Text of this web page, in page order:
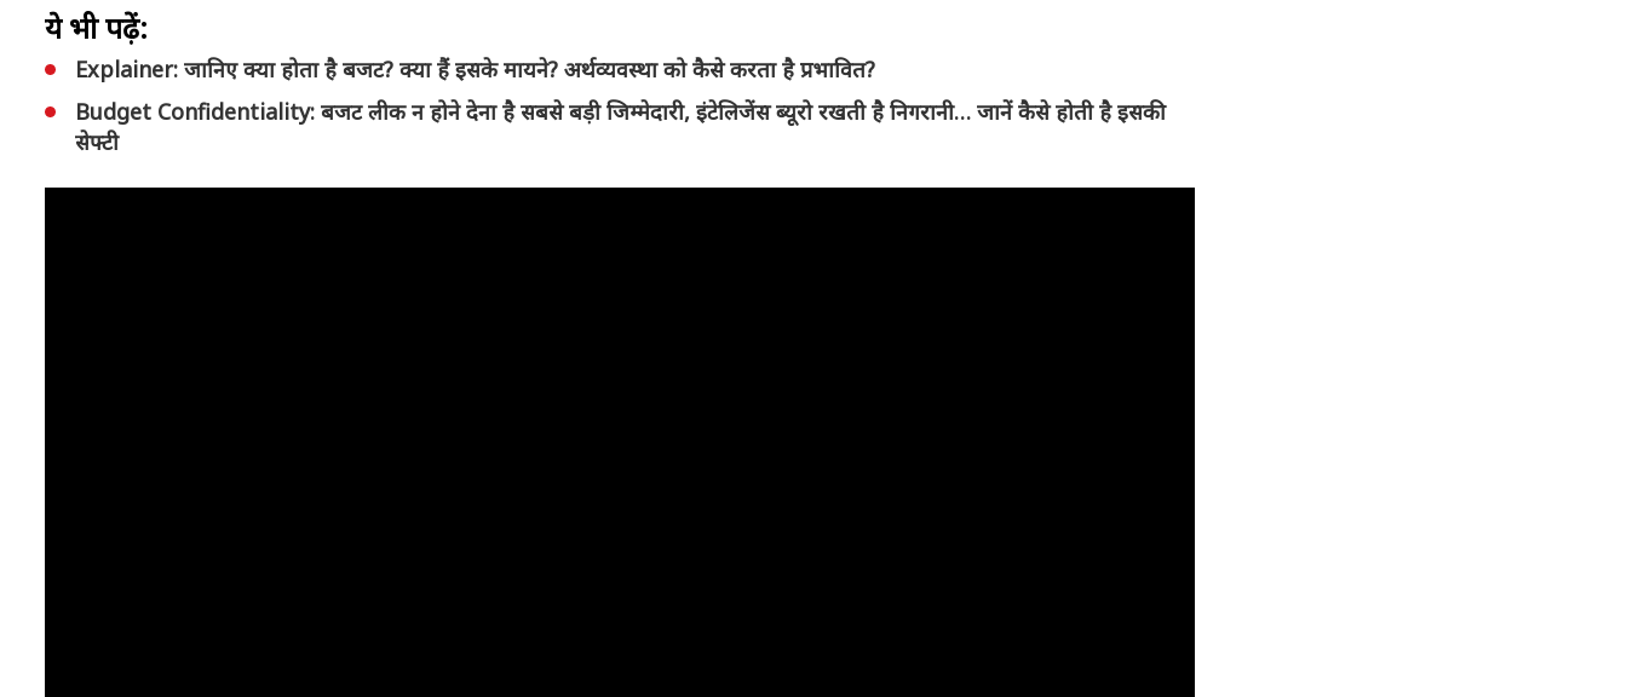
ये भी पढ़ें:
Explainer: जानिए क्या होता है बजट? क्या हैं इसके मायने? अर्थव्यवस्था को कैसे करता है प्रभावित?
Budget Confidentiality: बजट लीक न होने देना है सबसे बड़ी जिम्मेदारी, इंटेलिजेंस ब्यूरो रखती है निगरानी… जानें कैसे होती है इसकी
सेफ्टी